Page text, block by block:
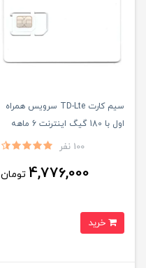
سیم کارت TD-Lte سرویس همراه
اول با 180 گیگ اینترنت 6 ماهه
(مخصوص مودم)
100 نفر
4,776,000 تومان